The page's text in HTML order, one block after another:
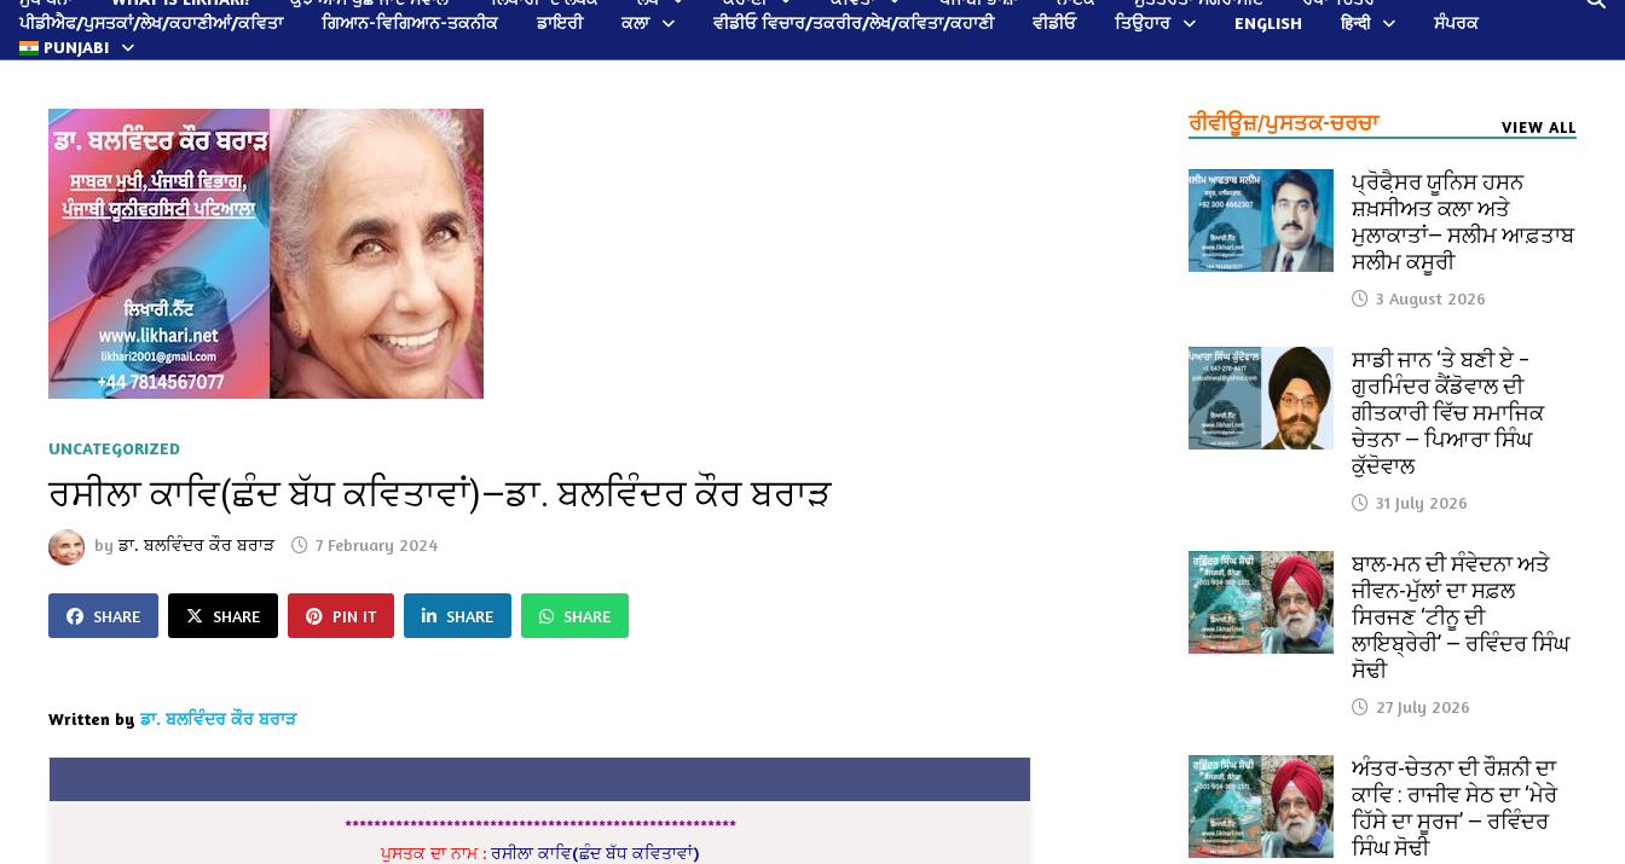
ਪੀਡੀਐਫ/ਪੁਸਤਕਾਂ/ਲੇਖ/ਕਹਾਣੀਆਂ/ਕਵਿਤਾ
ਗਿਆਨ-ਵਿਗਿਆਨ-ਤਕਨੀਕ ਡਾਇਰੀ ਕਲਾ ਵੀਡੀਓ ਵਿਚਾਰ/ਤਕਰੀਰ/ਲੇਖ/ਕਵਿਤਾ/ਕਹਾਣੀ ਵੀਡੀਓ ਤਿਉਹਾਰ ENGLISH हिन्दी
ਸੰਪਰਕ
PUNJABI
UNCATEGORIZED
ਰਸੀਲਾ ਕਾਵਿ(ਛੰਦ ਬੱਧ ਕਵਿਤਾਵਾਂ)—ਡਾ. ਬਲਵਿੰਦਰ ਕੌਰ ਬਰਾੜ
byਡਾ. ਬਲਵਿੰਦਰ ਕੌਰ ਬਰਾੜ 7 February 2024
SHARE SHARE PIN IT SHARE SHARE
Written by ਡਾ. ਬਲਵਿੰਦਰ ਕੌਰ ਬਰਾੜ
******************************************************
ਪੁਸਤਕ ਦਾ ਨਾਮ : ਰਸੀਲਾ ਕਾਵਿ(ਛੰਦ ਬੱਧ ਕਵਿਤਾਵਾਂ)
ਰੀਵੀਊਜ਼/ਪੁਸਤਕ-ਚਰਚਾ VIEW ALL
ਪ੍ਰੋਫੈ਼ਸਰ ਯੂਨਿਸ ਹਸਨ
ਸ਼ਖ਼ਸੀਅਤ ਕਲਾ ਅਤੇ
ਮੁਲਾਕਾਤਾਂ— ਸਲੀਮ ਆਫ਼ਤਾਬ
ਸਲੀਮ ਕਸੂਰੀ
3 August 2026
ਸਾਡੀ ਜਾਨ ‘ਤੇ ਬਣੀ ਏ –
ਗੁਰਮਿੰਦਰ ਕੈਂਡੋਵਾਲ ਦੀ
ਗੀਤਕਾਰੀ ਵਿੱਚ ਸਮਾਜਿਕ
ਚੇਤਨਾ — ਪਿਆਰਾ ਸਿੰਘ
ਕੁੱਦੋਵਾਲ
31 July 2026
ਬਾਲ-ਮਨ ਦੀ ਸੰਵੇਦਨਾ ਅਤੇ
ਜੀਵਨ-ਮੁੱਲਾਂ ਦਾ ਸਫ਼ਲ
ਸਿਰਜਣ ‘ਟੀਨੂ ਦੀ
ਲਾਇਬ੍ਰੇਰੀ’ — ਰਵਿੰਦਰ ਸਿੰਘ
ਸੋਢੀ
27 July 2026
ਅੰਤਰ-ਚੇਤਨਾ ਦੀ ਰੌਸ਼ਨੀ ਦਾ
ਕਾਵਿ : ਰਾਜੀਵ ਸੇਠ ਦਾ ‘ਮੇਰੇ
ਹਿੱਸੇ ਦਾ ਸੂਰਜ’ — ਰਵਿੰਦਰ
ਸਿੰਘ ਸੋਢੀ